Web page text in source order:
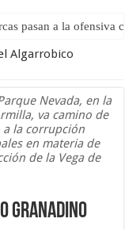
pasan a la ofensiva
Algarrobico
Nevada, en la
va camino de
la corrupción
en materia de
de la Vega de
granadino